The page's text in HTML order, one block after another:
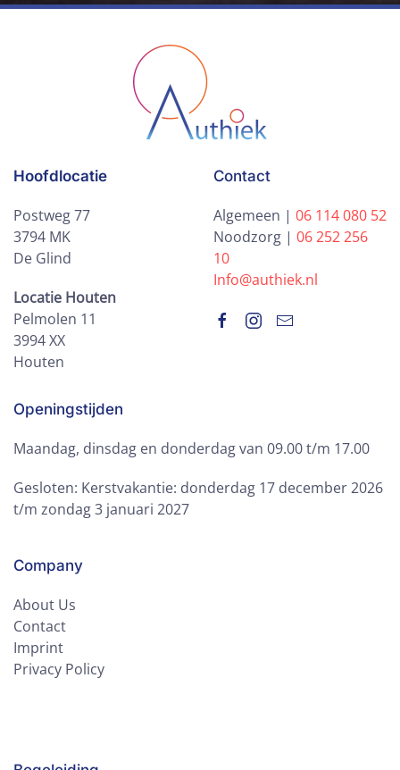
Hoofdlocatie
Postweg 77
3794 MK
De Glind
Locatie Houten
Pelmolen 11
3994 XX
Houten
Contact
Algemeen | 06 114 080 52
Noodzorg | 06 252 256
10
Info@authiek.nl
Openingstijden
Maandag, dinsdag en donderdag van 09.00 t/m 17.00
Gesloten: Kerstvakantie: donderdag 17 december 2026
t/m zondag 3 januari 2027
Company
About Us
Contact
Imprint
Privacy Policy